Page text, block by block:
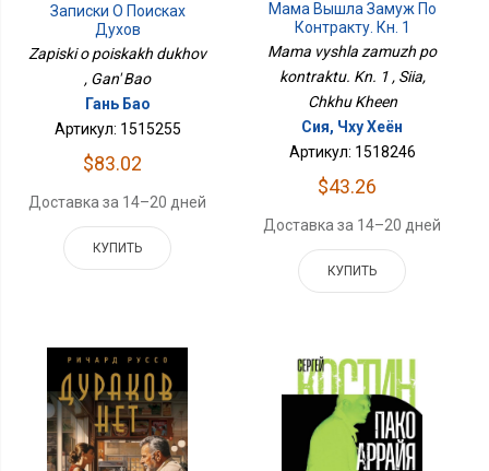
Записки О Поисках
Духов
Zapiski o poiskakh dukhov
, Gan' Bao
Гань Бао
Артикул: 1515255
$83.02
Доставка за 14–20 дней
КУПИТЬ
Мама Вышла Замуж По
Контракту. Кн. 1
Mama vyshla zamuzh po
kontraktu. Kn. 1 , Siia,
Chkhu Kheen
Сия, Чху Хеён
Артикул: 1518246
$43.26
Доставка за 14–20 дней
КУПИТЬ